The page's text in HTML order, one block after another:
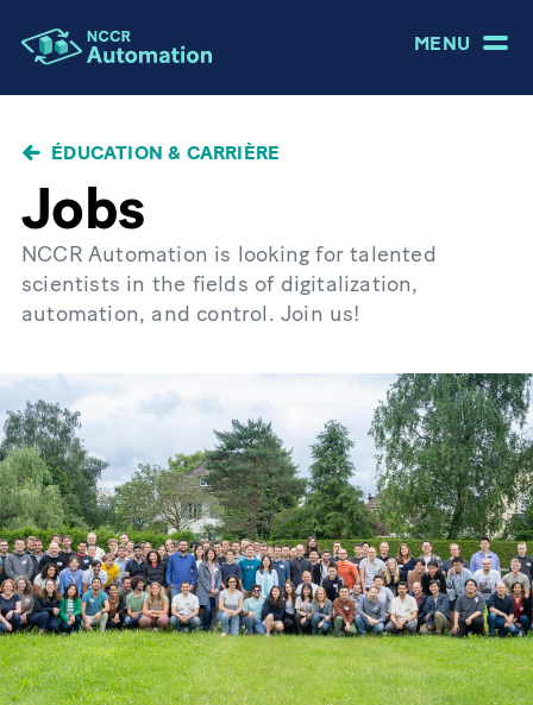
MENU
FIL ÉDUCATION & CARRIÈRE
Jobs
NCCR Automation is looking for talented
scientists in the fields of digitalization,
automation, and control. Join us!